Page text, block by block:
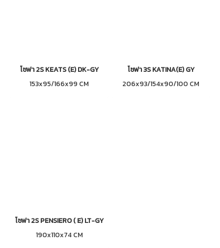
โซฟา 2S KEATS (E) DK-GY
153x95/166x99 CM
โซฟา 3S KATINA(E) GY
206x93/154x90/100 CM
โซฟา 2S PENSIERO ( E) LT-GY
190x110x74 CM